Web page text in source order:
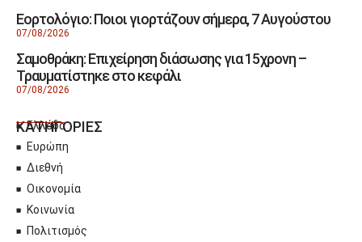
Εορτολόγιο: Ποιοι γιορτάζουν σήμερα, 7 Αυγούστου
07/08/2026
Σαμοθράκη: Επιχείρηση διάσωσης για 15χρονη –
Τραυματίστηκε στο κεφάλι
07/08/2026
ΚΑΤΗΓΟΡΙΕΣ
Ελλάδα
Ευρώπη
Διεθνή
Οικονομία
Κοινωνία
Πολιτισμός